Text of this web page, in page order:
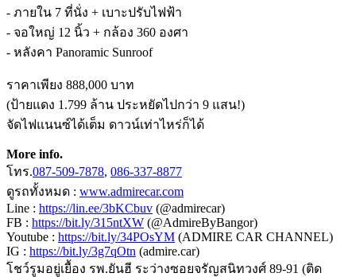
- ภายใน 7 ที่นั่ง + เบาะปรับไฟฟ้า
- จอใหญ่ 12 นิ้ว + กล้อง 360 องศา
- หลังคา Panoramic Sunroof
ราคาเพียง 888,000 บาท
(ป้ายแดง 1.799 ล้าน ประหยัดไปกว่า 9 แสน!)
จัดไฟแนนซ์ได้เต็ม ดาวน์เท่าไหร่ก็ได้
More info.
โทร.087-509-7878, 086-337-8877
ดูรถทั้งหมด : www.admirecar.com
Line : https://lin.ee/3bKCbuv (@admirecar)
FB : https://bit.ly/315ntXW (@AdmireByBangor)
Youtube : https://bit.ly/34POsYM (ADMIRE CAR CHANNEL)
IG : https://bit.ly/3g7qOtn (admire.car)
โชว์รูมอยู่เยื้อง รพ.ยันฮี ระว่างซอยจรัญสนิทวงศ์ 89-91 (ติด